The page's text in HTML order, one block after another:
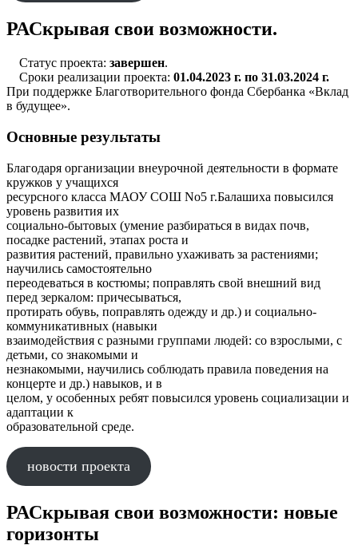
РАСкрывая свои возможности.
Статус проекта: завершен.
Сроки реализации проекта: 01.04.2023 г. по 31.03.2024 г.
При поддержке Благотворительного фонда Сбербанка «Вклад
в будущее».
Основные результаты
Благодаря организации внеурочной деятельности в формате
кружков у учащихся
ресурсного класса МАОУ СОШ No5 г.Балашиха повысился
уровень развития их
социально-бытовых (умение разбираться в видах почв,
посадке растений, этапах роста и
развития растений, правильно ухаживать за растениями;
научились самостоятельно
переодеваться в костюмы; поправлять свой внешний вид
перед зеркалом: причесываться,
протирать обувь, поправлять одежду и др.) и социально-
коммуникативных (навыки
взаимодействия с разными группами людей: со взрослыми, с
детьми, со знакомыми и
незнакомыми, научились соблюдать правила поведения на
концерте и др.) навыков, и в
целом, у особенных ребят повысился уровень социализации и
адаптации к
образовательной среде.
новости проекта
РАСкрывая свои возможности: новые
горизонты